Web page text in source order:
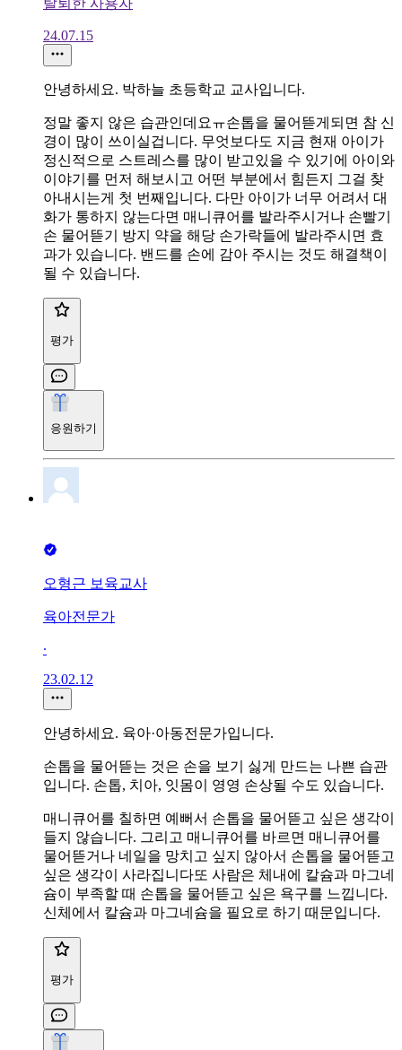
24.07.15
안녕하세요. 박하늘 초등학교 교사입니다.
정말 좋지 않은 습관인데요ㅠ손톱을 물어뜯게되면 참 신
경이 많이 쓰이실겁니다. 무엇보다도 지금 현재 아이가
정신적으로 스트레스를 많이 받고있을 수 있기에 아이와
이야기를 먼저 해보시고 어떤 부분에서 힘든지 그걸 찾
아내시는게 첫 번째입니다. 다만 아이가 너무 어려서 대
화가 통하지 않는다면 매니큐어를 발라주시거나 손빨기
손 물어뜯기 방지 약을 해당 손가락들에 발라주시면 효
과가 있습니다. 밴드를 손에 감아 주시는 것도 해결책이
될 수 있습니다.
평가
응원하기
오형근 보육교사
육아전문가
∙
23.02.12
안녕하세요. 육아·아동전문가입니다.
손톱을 물어뜯는 것은 손을 보기 싫게 만드는 나쁜 습관
입니다. 손톱, 치아, 잇몸이 영영 손상될 수도 있습니다.
매니큐어를 칠하면 예뻐서 손톱을 물어뜯고 싶은 생각이
들지 않습니다. 그리고 매니큐어를 바르면 매니큐어를
물어뜯거나 네일을 망치고 싶지 않아서 손톱을 물어뜯고
싶은 생각이 사라집니다또 사람은 체내에 칼슘과 마그네
슘이 부족할 때 손톱을 물어뜯고 싶은 욕구를 느낍니다.
신체에서 칼슘과 마그네슘을 필요로 하기 때문입니다.
평가